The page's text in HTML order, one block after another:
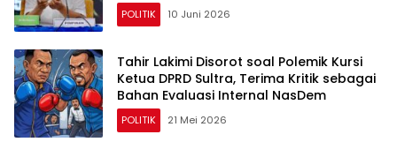
POLITIK 10 Juni 2026
Tahir Lakimi Disorot soal Polemik Kursi
Ketua DPRD Sultra, Terima Kritik sebagai
Bahan Evaluasi Internal NasDem
POLITIK 21 Mei 2026